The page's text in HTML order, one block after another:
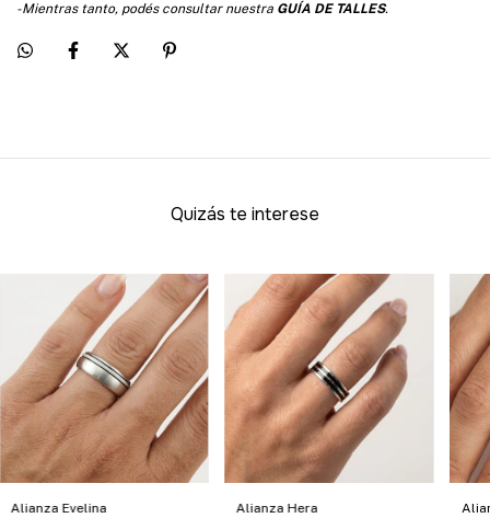
-Mientras tanto, podés consultar nuestra GUÍA DE TALLES.
Quizás te interese
Alianza Evelina Alianza Hera